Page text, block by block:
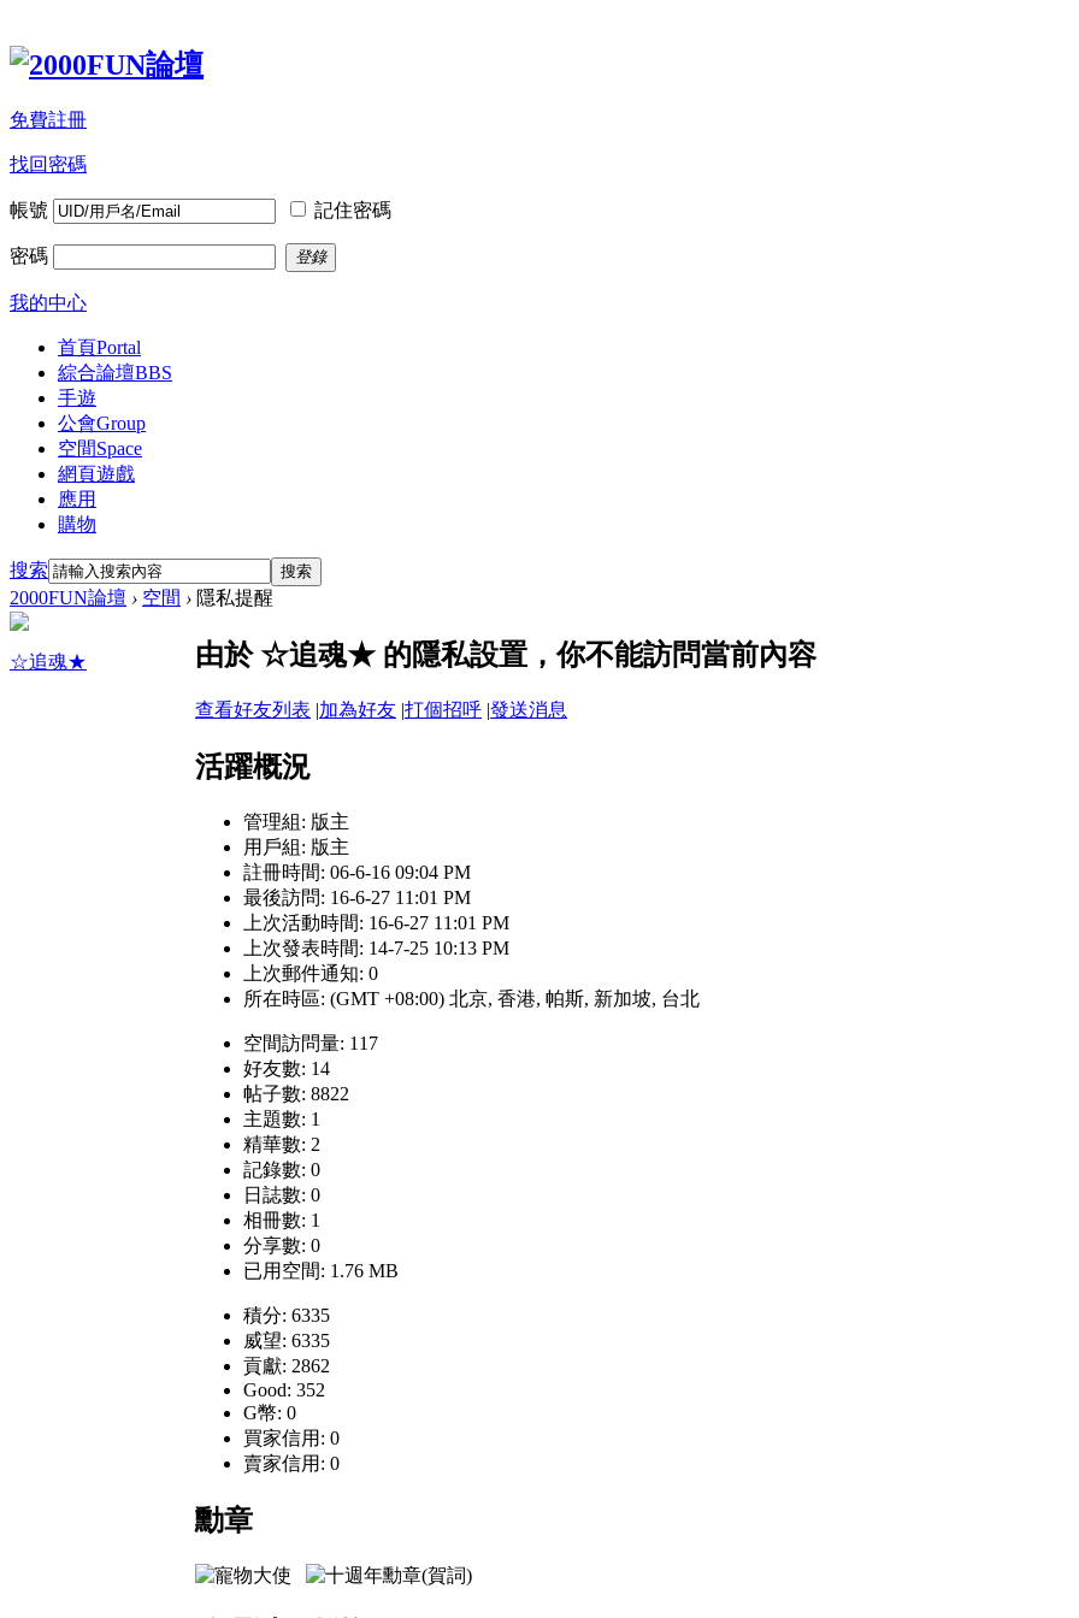
免費註冊
找回密碼
帳號 記住密碼
密碼 登錄
我的中心
首頁Portal
綜合論壇BBS
手遊
公會Group
空間Space
網頁遊戲
應用
購物
搜索 搜索
2000FUN論壇 › 空間 › 隱私提醒
☆追魂★ 由於 ☆追魂★ 的隱私設置，你不能訪問當前內容
查看好友列表 |加為好友 |打個招呼 |發送消息
活躍概況
管理組: 版主
用戶組: 版主
註冊時間: 06-6-16 09:04 PM
最後訪問: 16-6-27 11:01 PM
上次活動時間: 16-6-27 11:01 PM
上次發表時間: 14-7-25 10:13 PM
上次郵件通知: 0
所在時區: (GMT +08:00) 北京, 香港, 帕斯, 新加坡, 台北
空間訪問量: 117
好友數: 14
帖子數: 8822
主題數: 1
精華數: 2
記錄數: 0
日誌數: 0
相冊數: 1
分享數: 0
已用空間: 1.76 MB
積分: 6335
威望: 6335
貢獻: 2862
Good: 352
G幣: 0
買家信用: 0
賣家信用: 0
勳章